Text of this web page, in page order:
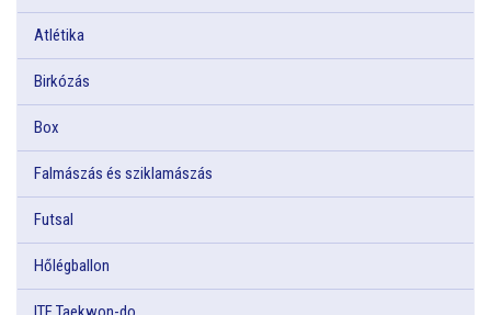
Atlétika
Birkózás
Box
Falmászás és sziklamászás
Futsal
Hőlégballon